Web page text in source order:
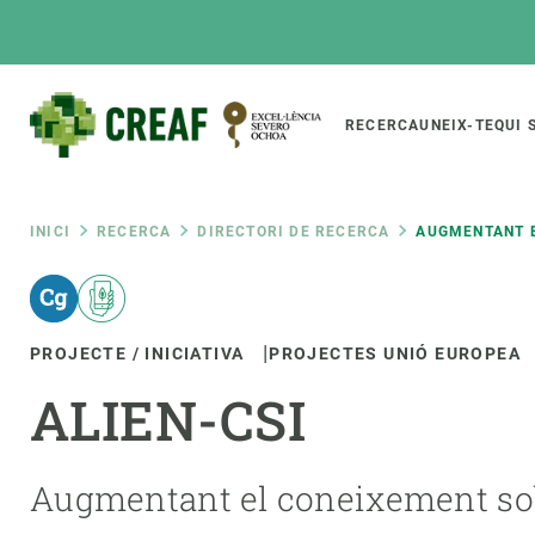
Main
RECERCAUNEIX-TEQUI
Fil
d'ariadna
INICI RECERCA DIRECTORI DE RECERCA AUGMENTANT
PROJECTE / INICIATIVA PROJECTES UNIÓ EUROPEA
ALIEN-CSI
Augmentant el coneixement
Featured
responsive
INTRANET
Responsive
menu
SOBRE NOSALTRES
Organització institucional
La nostra gent
RECERCA
Funcionament